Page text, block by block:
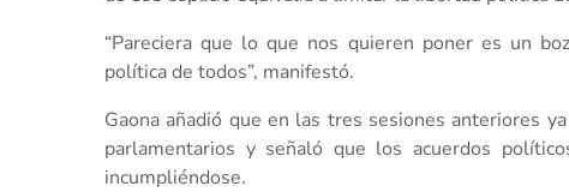
“Pareciera que lo que nos quieren poner es un
política de todos”, manifestó.
Gaona añadió que en las tres sesiones anteriores
parlamentarios y señaló que los acuerdos
incumpliéndose.